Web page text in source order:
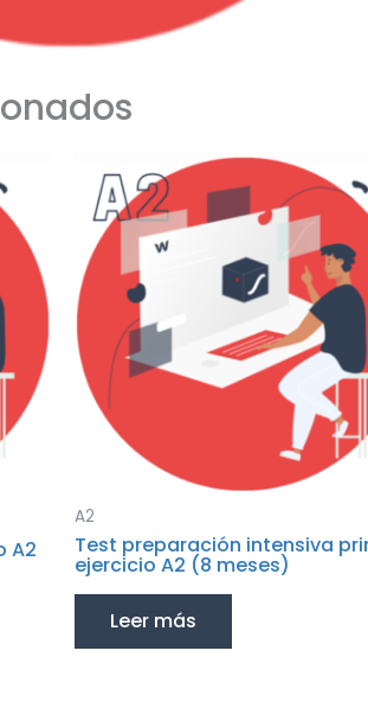
A2
A2
Test preparación intensiva
ejercicio A2 (8 meses)
Leer más